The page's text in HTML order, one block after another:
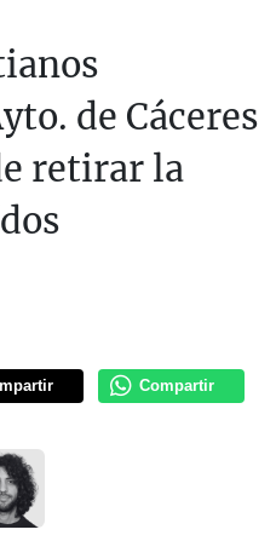
de Cáceres
retirar la
Compartir